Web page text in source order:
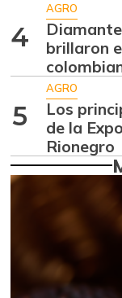
07/25/2026
07/25/2026
07/25/2026
07/25/2026
Arracacha
07/25/2026
Arroz de
4
AGRO
brillaron
5
AGRO
Los
de la
Rionegro